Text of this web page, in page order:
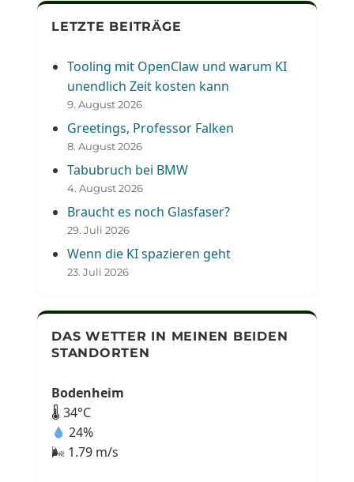
LETZTE BEITRÄGE
Tooling mit OpenClaw und warum KI
unendlich Zeit kosten kann
9. August 2026
Greetings, Professor Falken
8. August 2026
Tabubruch bei BMW
4. August 2026
Braucht es noch Glasfaser?
29. Juli 2026
Wenn die KI spazieren geht
23. Juli 2026
DAS WETTER IN MEINEN BEIDEN
STANDORTEN
Bodenheim
🌡 34°C
24%
🌬 1.79 m/s